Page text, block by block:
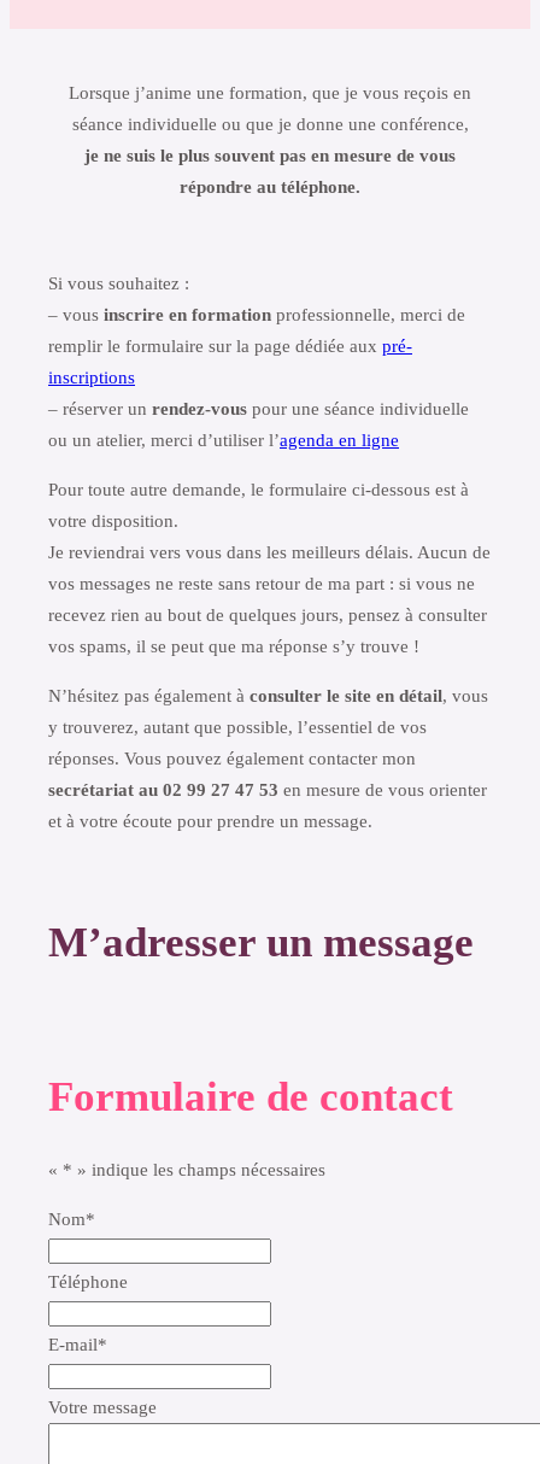
Lorsque j’anime une formation, que je vous reçois en
séance individuelle ou que je donne une conférence,
je ne suis le plus souvent pas en mesure de vous
répondre au téléphone.
Si vous souhaitez :
– vous inscrire en formation professionnelle, merci de
remplir le formulaire sur la page dédiée aux pré-
inscriptions
– réserver un rendez-vous pour une séance individuelle
ou un atelier, merci d’utiliser l’agenda en ligne
Pour toute autre demande, le formulaire ci-dessous est à
votre disposition.
Je reviendrai vers vous dans les meilleurs délais. Aucun de
vos messages ne reste sans retour de ma part : si vous ne
recevez rien au bout de quelques jours, pensez à consulter
vos spams, il se peut que ma réponse s’y trouve !
N’hésitez pas également à consulter le site en détail, vous
y trouverez, autant que possible, l’essentiel de vos
réponses. Vous pouvez également contacter mon
secrétariat au 02 99 27 47 53 en mesure de vous orienter
et à votre écoute pour prendre un message.
M’adresser un message
Formulaire de contact
« * » indique les champs nécessaires
Nom*
Téléphone
E-mail*
Votre message